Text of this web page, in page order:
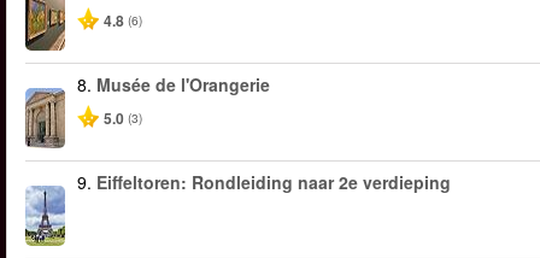
4.8 (6)
8. Musée de l'Orangerie
5.0 (3)
9. Eiffeltoren: Rondleiding naar 2e verdieping